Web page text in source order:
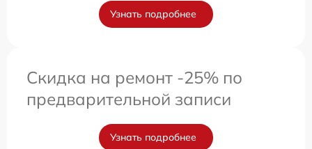
Узнать подробнее
Скидка на ремонт -25% по
предварительной записи
Узнать подробнее